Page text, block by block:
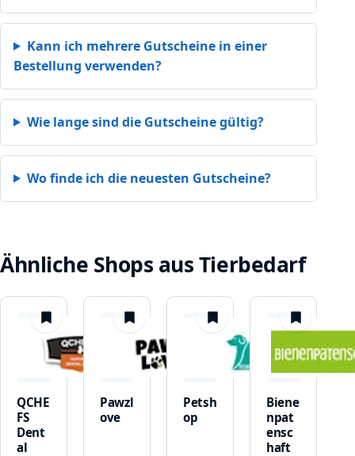
Kann ich mehrere Gutscheine in einer
Bestellung verwenden?
Wie lange sind die Gutscheine gültig?
Wo finde ich die neuesten Gutscheine?
Ähnliche Shops aus Tierbedarf
merken
QCHE
FS
Dent
al
merken
Pawzl
ove
merken
Petsh
op
merken
Biene
npat
ensc
haft